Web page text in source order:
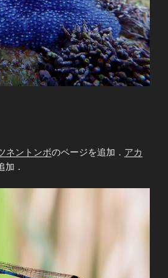
ネントンボのページを追加． アカ
加．